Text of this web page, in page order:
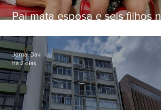
Pai mata esposa e seis filhos
Jornal Daki
há 2 dias